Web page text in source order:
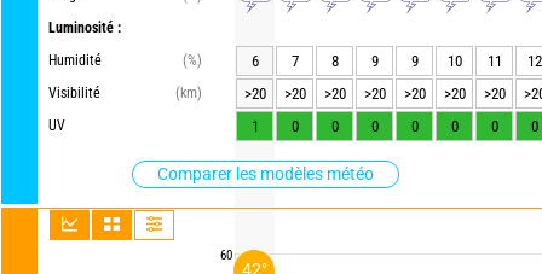
Luminosité :
Humidité
(%)
Visibilité
(km)
UV
Comparer les modèles météo
60
6 7 8 9 9 10 11
12
>20
>20 >20 >20 >20 >20 >20
1
0 0 0 0 0 0 0
42°